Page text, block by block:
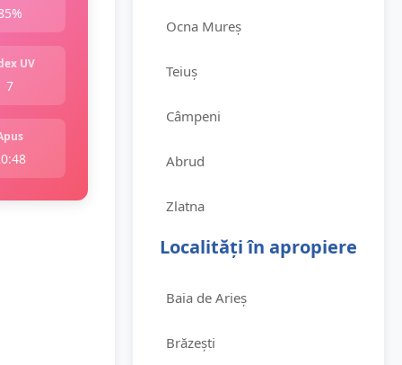
UV
7
Ocna Mureș
Teiuș
Câmpeni
Abrud
Zlatna
Localități în apropiere
Baia de Arieș
Brăzești